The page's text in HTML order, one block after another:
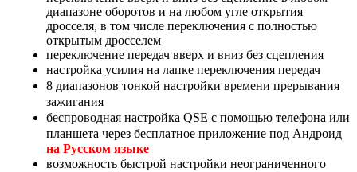
диапазоне оборотов и на любом угле открытия
дросселя, в том числе переключения с полностью
открытым дросселем
переключение передач вверх и вниз без сцепления
настройка усилия на лапке переключения передач
8 диапазонов тонкой настройки времени прерывания
зажигания
беспроводная настройка QSE с помощью телефона или
планшета через бесплатное приложение под Андроид
на Русском языке
возможность быстрой настройки неограниченного